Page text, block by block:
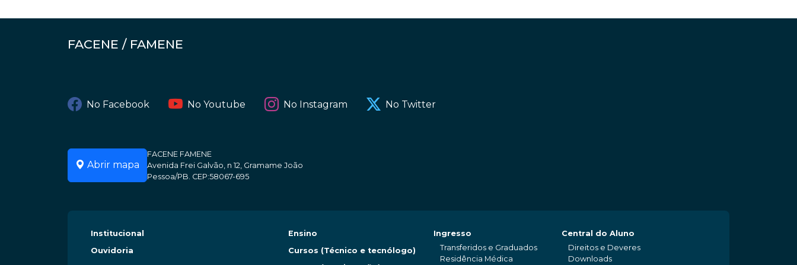
FACENE / FAMENE
No Facebook No Youtube No Instagram No Twitter
Abrir mapa
FACENE FAMENE
Avenida Frei Galvão, n 12, Gramame João
Pessoa/PB. CEP:58067-695
Institucional
Ouvidoria
Ensino
Cursos (Técnico e tecnólogo)
Ingresso
Transferidos e Graduados
Residência Médica
Central do Aluno
Direitos e Deveres
Downloads